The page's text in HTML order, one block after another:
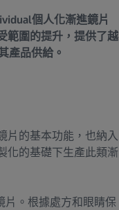
個人化漸進鏡片
範圍的提升，提供了越
產品供給。
片的基本功能，也納入
化的基礎下生產此類漸
。根據處方和眼睛保